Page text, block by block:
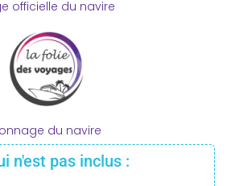
officielle du navire
du navire
n'est pas inclus :